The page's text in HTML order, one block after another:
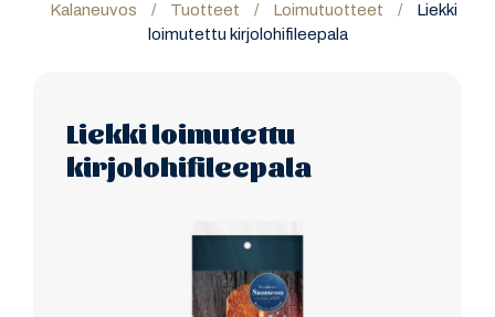
Kalaneuvos / Tuotteet / Loimutuotteet /
Liekki
loimutettu kirjolohifileepala
Liekki loimutettu
kirjolohifileepala